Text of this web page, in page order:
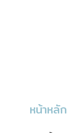
หน้าหลัก